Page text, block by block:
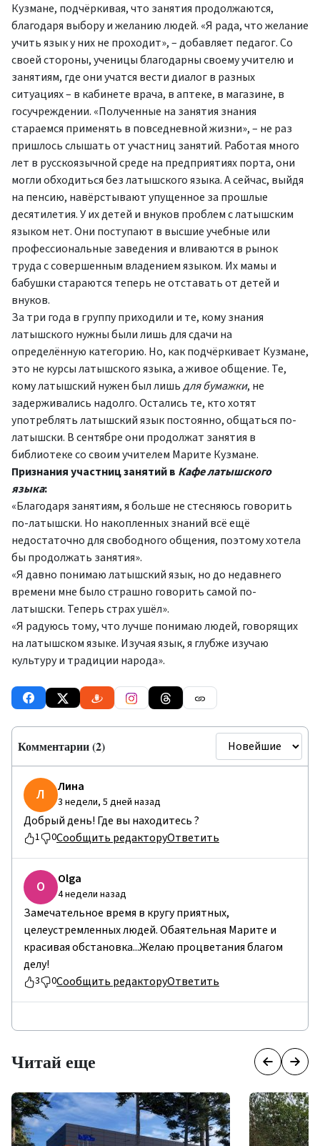
Кузмане, подчёркивая, что занятия продолжаются,
благодаря выбору и желанию людей. «Я рада, что желание
учить язык у них не проходит», – добавляет педагог. Со
своей стороны, ученицы благодарны своему учителю и
занятиям, где они учатся вести диалог в разных
ситуациях – в кабинете врача, в аптеке, в магазине, в
госучреждении. «Полученные на занятия знания
стараемся применять в повседневной жизни», – не раз
пришлось слышать от участниц занятий. Работая много
лет в русскоязычной среде на предприятиях порта, они
могли обходиться без латышского языка. А сейчас, выйдя
на пенсию, навёрстывают упущенное за прошлые
десятилетия. У их детей и внуков проблем с латышским
языком нет. Они поступают в высшие учебные или
профессиональные заведения и вливаются в рынок
труда с совершенным владением языком. Их мамы и
бабушки стараются теперь не отставать от детей и
внуков.
За три года в группу приходили и те, кому знания
латышского нужны были лишь для сдачи на
определённую категорию. Но, как подчёркивает Кузмане,
это не курсы латышского языка, а живое общение. Те,
кому латышский нужен был лишьдля бумажки, не
задерживались надолго. Остались те, кто хотят
употреблять латышский язык постоянно, общаться по-
латышски. В сентябре они продолжат занятия в
библиотеке со своим учителем Марите Кузмане.
Признания участниц занятий в Кафе латышского
языка:
«Благодаря занятиям, я больше не стесняюсь говорить
по-латышски. Но накопленных знаний всё ещё
недостаточно для свободного общения, поэтому хотела
бы продолжать занятия».
«Я давно понимаю латышский язык, но до недавнего
времени мне было страшно говорить самой по-
латышски. Теперь страх ушёл».
«Я радуюсь тому, что лучше понимаю людей, говорящих
на латышском языке. Изучая язык, я глубже изучаю
культуру и традиции народа».
Комментарии (2)
Л Лина
3 недели, 5 дней назад
Добрый день! Где вы находитесь ?
1 0Сообщить редакторуОтветить
O Olga
4 недели назад
Замечательное время в кругу приятных,
целеустремленных людей. Обаятельная Марите и
красивая обстановка...Желаю процветания благом
делу!
3 0Сообщить редакторуОтветить
Читай еще